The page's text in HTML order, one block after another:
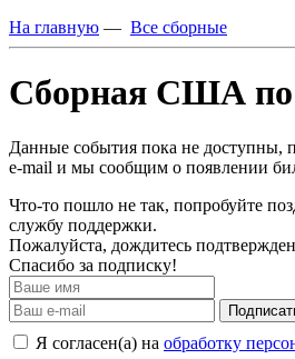
На главную — Все сборные
Сборная США по
Данные события пока не доступны,
e-mail и мы сообщим о появлении
Что-то пошло не так, попробуйте
службу поддержки.
Пожалуйста, дождитесь
Спасибо за подписку!
Я согласен(а) на обработку